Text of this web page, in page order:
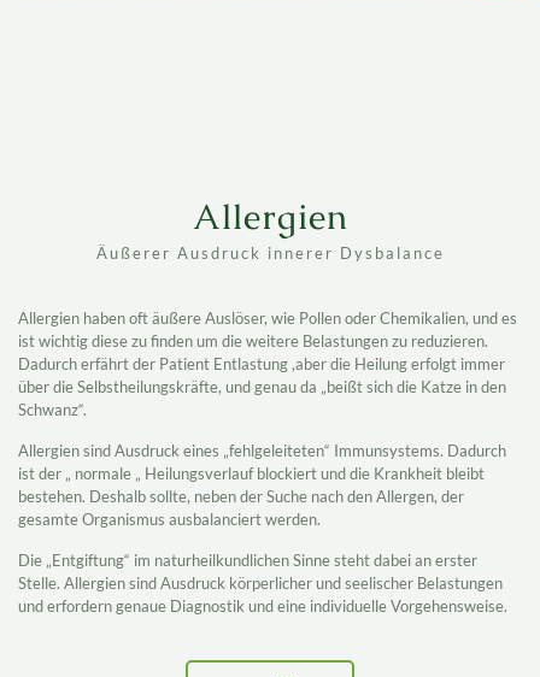
Allergien
Äußerer Ausdruck innerer Dysbalance
Allergien haben oft äußere Auslöser, wie Pollen oder Chemikalien, und es
ist wichtig diese zu finden um die weitere Belastungen zu reduzieren.
Dadurch erfährt der Patient Entlastung ,aber die Heilung erfolgt immer
über die Selbstheilungskräfte, und genau da „beißt sich die Katze in den
Schwanz“.
Allergien sind Ausdruck eines „fehlgeleiteten“ Immunsystems. Dadurch
ist der „ normale „ Heilungsverlauf blockiert und die Krankheit bleibt
bestehen. Deshalb sollte, neben der Suche nach den Allergen, der
gesamte Organismus ausbalanciert werden.
Die „Entgiftung“ im naturheilkundlichen Sinne steht dabei an erster
Stelle. Allergien sind Ausdruck körperlicher und seelischer Belastungen
und erfordern genaue Diagnostik und eine individuelle Vorgehensweise.